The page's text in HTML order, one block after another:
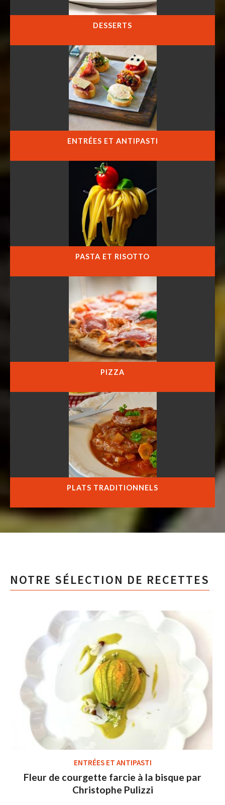
DESSERTS
ENTRÉES ET ANTIPASTI
PASTA ET RISOTTO
PIZZA
PLATS TRADITIONNELS
NOTRE SÉLECTION DE RECETTES
ENTRÉES ET ANTIPASTI
Fleur de courgette farcie à la bisque par
Christophe Pulizzi